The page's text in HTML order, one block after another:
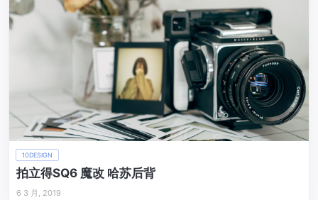
10DESIGN
拍立得SQ6 魔改 哈苏后背
6 3 月, 2019